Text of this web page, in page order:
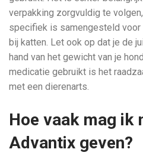
verpakking zorgvuldig te
specifiek is samengesteld voor
bij katten. Let ook op dat je de
hand van het gewicht van je
medicatie gebruikt is het
met een dierenarts.
Hoe vaak mag ik
Advantix geven?